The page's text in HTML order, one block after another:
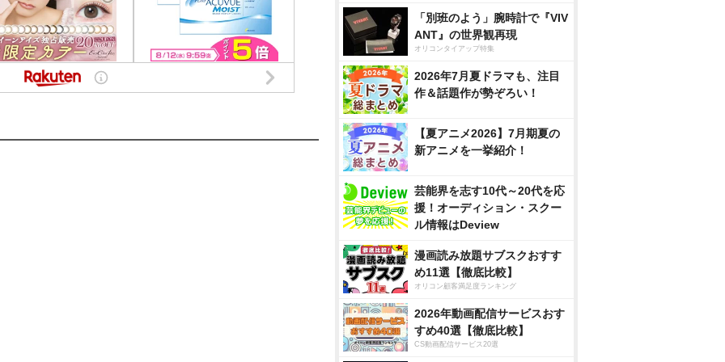
「別班のよう」腕時計で『VIV
ANT』の世界観再現
オリコンタイアップ特集
2026年7月夏ドラマも、注目
作＆話題作が勢ぞろい！
【夏アニメ2026】7月期夏の
新アニメを一挙紹介！
芸能界を志す10代～20代を応
援！オーディション・スクー
ル情報はDeview
漫画読み放題サブスクおすす
め11選【徹底比較】
オリコン顧客満足度ランキング
2026年動画配信サービスおす
すめ40選【徹底比較】
CS動画配信サービス20選